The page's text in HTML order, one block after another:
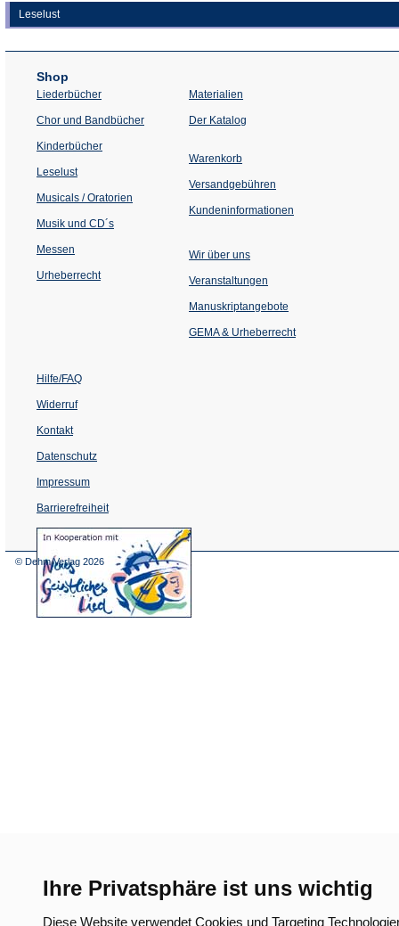
Ihre Privatsphäre ist uns wichtig
Diese Website verwendet Cookies und Targeting
Leselust
Shop
Liederbücher
Chor und Bandbücher
Kinderbücher
Leselust
Musicals / Oratorien
Musik und CD´s
Messen
Urheberrecht
Materialien
Der Katalog
Warenkorb
Versandgebühren
Kundeninformationen
Wir über uns
Veranstaltungen
einem
Tab)
Manuskriptangebote
GEMA & Urheberrecht
Hilfe/FAQ
Widerruf
Kontakt
Datenschutz
Impressum
Barrierefreiheit
(Öffnet
in
© Dehm Verlag 2026